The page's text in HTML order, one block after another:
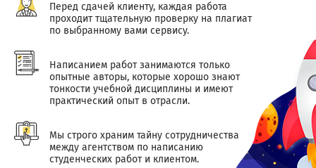
Перед сдачей клиенту, каждая работа
проходит тщательную проверку на плагиат
по выбранному вами сервису.
Написанием работ занимаются только
опытные авторы, которые хорошо знают
тонкости учебной дисциплины и имеют
практический опыт в отрасли.
Мы строго храним тайну сотрудничества
между агентством по написанию
студенческих работ и клиентом.